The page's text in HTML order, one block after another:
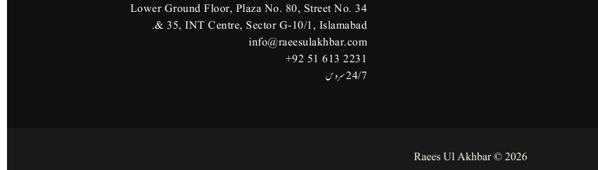
Lower Ground Floor, Plaza No. 80, Street No. 34
& 35, INT Centre, Sector G-10/1, Islamabad.
info@raeesulakhbar.com
+92 51 613 2231
24/7 سروس
2026 © Raees Ul Akhbar